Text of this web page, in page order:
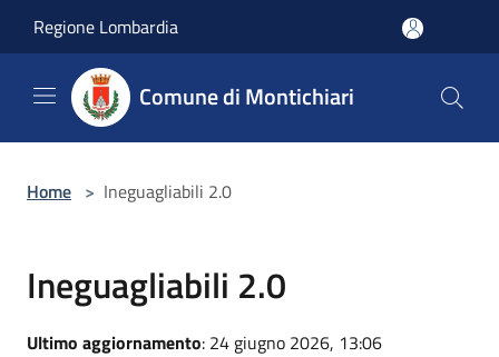
Regione Lombardia
Comune di Montichiari
Home > Ineguagliabili 2.0
Ineguagliabili 2.0
Ultimo aggiornamento: 24 giugno 2026, 13:06